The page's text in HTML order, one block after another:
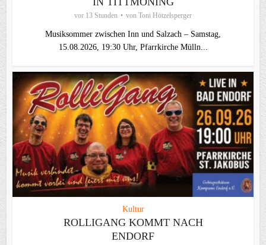
vor 13 Stunden von Toni Hötzelsperger
Musiksommer zwischen Inn und Salzach – Samstag,
15.08.2026, 19:30 Uhr, Pfarrkirche Mülln...
Kultur
ROLLIGANG KOMMT NACH
ENDORF